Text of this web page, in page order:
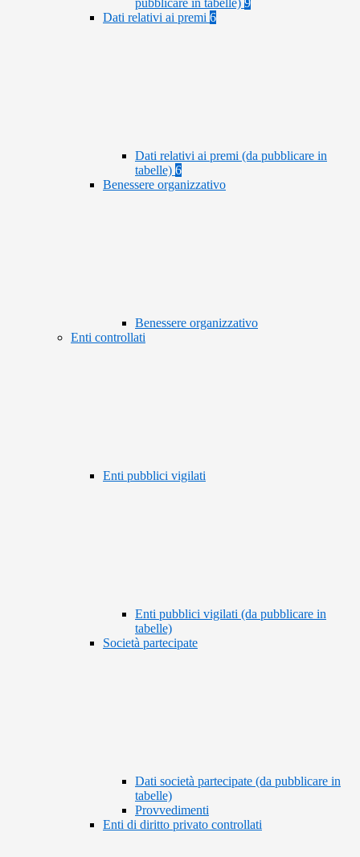
pubblicare in tabelle) 9
Dati relativi ai premi 6
Dati relativi ai premi (da pubblicare in
tabelle) 6
Benessere organizzativo
Benessere organizzativo
Enti controllati
Enti pubblici vigilati
Enti pubblici vigilati (da pubblicare in
tabelle)
Società partecipate
Dati società partecipate (da pubblicare in
tabelle)
Provvedimenti
Enti di diritto privato controllati